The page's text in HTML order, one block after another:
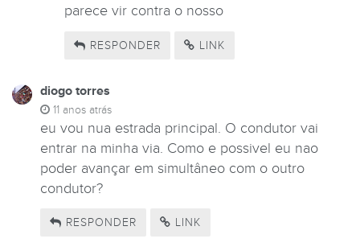
parece vir contra o nosso
RESPONDER LINK
diogo torres
11 anos atrás
eu vou nua estrada principal. O condutor vai
entrar na minha via. Como e possivel eu nao
poder avançar em simultâneo com o outro
condutor?
RESPONDER LINK